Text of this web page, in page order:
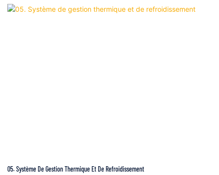
05. Système De Gestion Thermique Et De Refroidissement